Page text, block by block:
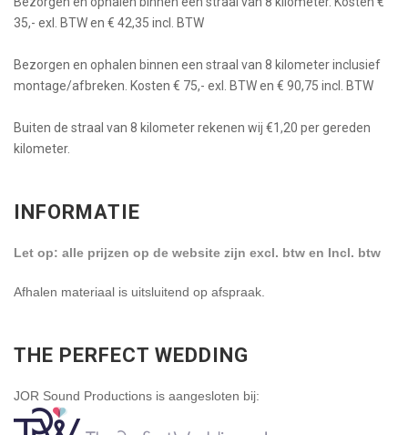
35,- exl. BTW en € 42,35 incl. BTW
Bezorgen en ophalen binnen een straal van 8 kilometer inclusief
montage/afbreken. Kosten € 75,- exl. BTW en € 90,75 incl. BTW
Buiten de straal van 8 kilometer rekenen wij €1,20 per gereden
kilometer.
INFORMATIE
Let op: alle prijzen op de website zijn excl. btw en Incl. btw
Afhalen materiaal is uitsluitend op afspraak.
THE PERFECT WEDDING
JOR Sound Productions is aangesloten bij: